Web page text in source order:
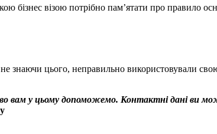
бізнес візою потрібно пам’ятати про правило
знаючи цього, неправильно використовували
вам у цьому допоможемо. Контактні дані ви